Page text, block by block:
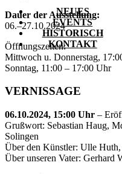
NEUES
EVENTS
HISTORISCH
KONTAKT
Dauer der Ausstellung:
06.–27.10.2024
Öffnungszeiten:
Mittwoch u. Donnerstag,
Sonntag, 11:00 – 17:00 Uhr
VERNISSAGE
06.10.2024, 15:00 Uhr –
Grußwort: Sebastian Haug,
Solingen
Über den Künstler: Ulle
Über unseren Vater: Gerhard